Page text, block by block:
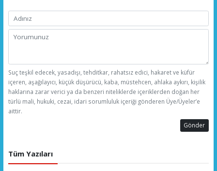
Suç teşkil edecek, yasadışı, tehditkar, rahatsız edici, hakaret ve küfür
içeren, aşağılayıcı, küçük düşürücü, kaba, müstehcen, ahlaka aykırı, kişilik
haklarına zarar verici ya da benzeri niteliklerde içeriklerden doğan her
türlü mali, hukuki, cezai, idari sorumluluk içeriği gönderen Üye/Üyeler’e
aittir.
Gönder
Tüm Yazıları